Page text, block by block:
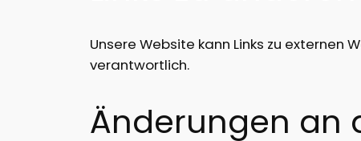
Unsere Website kann Links zu
verantwortlich.
Änderungen an